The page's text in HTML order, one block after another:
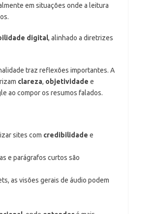
em situações onde a leitura
digital, alinhado a diretrizes
traz reflexões importantes. A
clareza, objetividade e
ao compor os resumos falados.
sites com credibilidade e
e parágrafos curtos são
as visões gerais de áudio podem